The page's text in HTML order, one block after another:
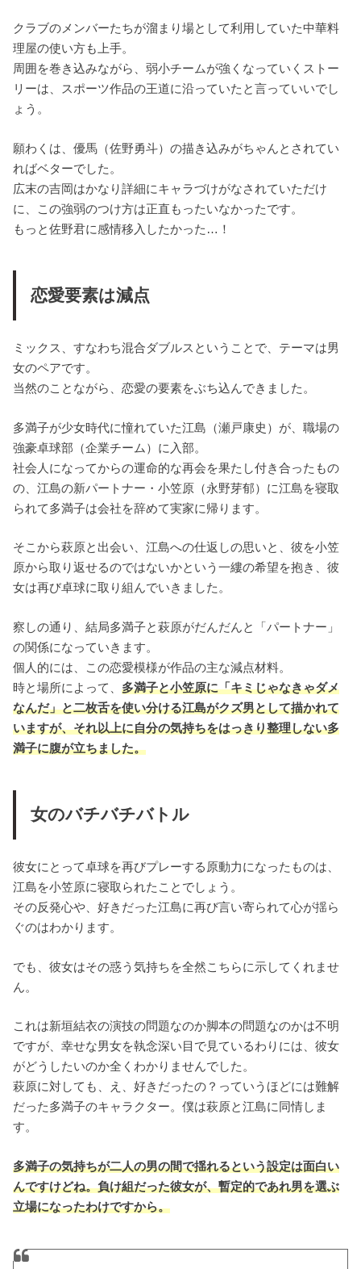
クラブのメンバーたちが溜まり場として利用していた中華料
理屋の使い方も上手。
周囲を巻き込みながら、弱小チームが強くなっていくストー
リーは、スポーツ作品の王道に沿っていたと言っていいでし
ょう。
願わくは、優馬（佐野勇斗）の描き込みがちゃんとされてい
ればベターでした。
広末の吉岡はかなり詳細にキャラづけがなされていただけ
に、この強弱のつけ方は正直もったいなかったです。
もっと佐野君に感情移入したかった…！
恋愛要素は減点
ミックス、すなわち混合ダブルスということで、テーマは男
女のペアです。
当然のことながら、恋愛の要素をぶち込んできました。
多満子が少女時代に憧れていた江島（瀬戸康史）が、職場の
強豪卓球部（企業チーム）に入部。
社会人になってからの運命的な再会を果たし付き合ったもの
の、江島の新パートナー・小笠原（永野芽郁）に江島を寝取
られて多満子は会社を辞めて実家に帰ります。
そこから萩原と出会い、江島への仕返しの思いと、彼を小笠
原から取り返せるのではないかという一縷の希望を抱き、彼
女は再び卓球に取り組んでいきました。
察しの通り、結局多満子と萩原がだんだんと「パートナー」
の関係になっていきます。
個人的には、この恋愛模様が作品の主な減点材料。
時と場所によって、多満子と小笠原に「キミじゃなきゃダメ
なんだ」と二枚舌を使い分ける江島がクズ男として描かれて
いますが、それ以上に自分の気持ちをはっきり整理しない多
満子に腹が立ちました。
女のバチバチバトル
彼女にとって卓球を再びプレーする原動力になったものは、
江島を小笠原に寝取られたことでしょう。
その反発心や、好きだった江島に再び言い寄られて心が揺ら
ぐのはわかります。
でも、彼女はその惑う気持ちを全然こちらに示してくれませ
ん。
これは新垣結衣の演技の問題なのか脚本の問題なのかは不明
ですが、幸せな男女を執念深い目で見ているわりには、彼女
がどうしたいのか全くわかりませんでした。
萩原に対しても、え、好きだったの？っていうほどには難解
だった多満子のキャラクター。僕は萩原と江島に同情しま
す。
多満子の気持ちが二人の男の間で揺れるという設定は面白い
んですけどね。負け組だった彼女が、暫定的であれ男を選ぶ
立場になったわけですから。